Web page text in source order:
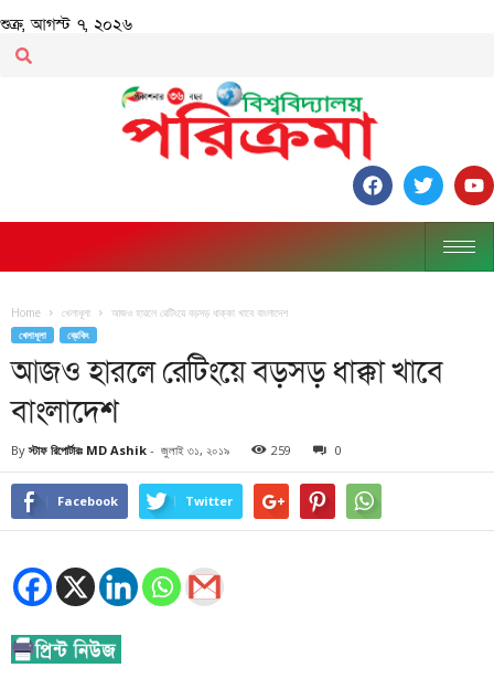
শুক্র, আগস্ট ৭, ২০২৬
Home খেলাধূলা আজও হারলে রেটিংয়ে বড়সড় ধাক্কা খাবে বাংলাদেশ
খেলাধূলা ব্রেকিং
আজও হারলে রেটিংয়ে বড়সড় ধাক্কা খাবে
বাংলাদেশ
By স্টাফ রিপোর্টারঃ MD Ashik - জুলাই ৩১, ২০১৯ 259 0
Facebook Twitter